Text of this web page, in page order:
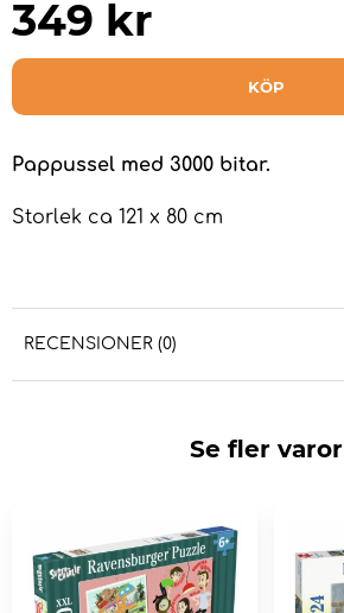
349 kr
KÖP
Pappussel med 3000 bitar.
Storlek ca 121 x 80 cm
RECENSIONER (0)
Se fler varor